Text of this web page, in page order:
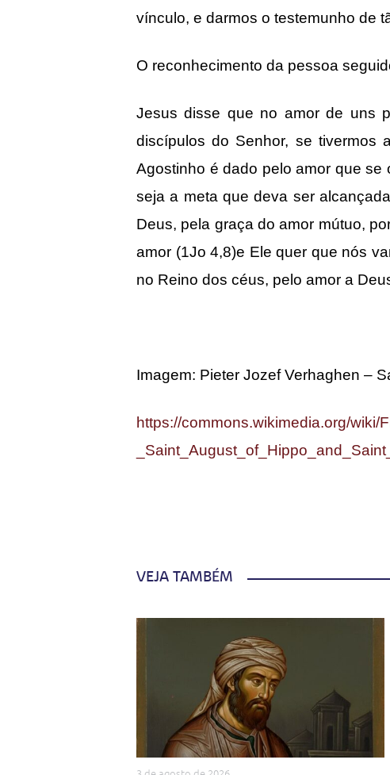
vínculo, e darmos o testemunho de
O reconhecimento da pessoa
Jesus disse que no amor de uns
discípulos do Senhor, se tivermos
Agostinho é dado pelo amor que
seja a meta que deva ser
Deus, pela graça do amor mútuo,
amor (1Jo 4,8)e Ele quer que nós
no Reino dos céus, pelo amor a
Imagem: Pieter Jozef Verhaghen –
https://commons.wikimedia.org/wiki/
VEJA TAMBÉM